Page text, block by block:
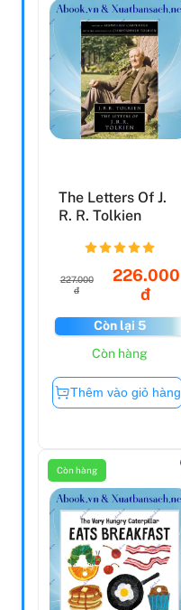
The Letters Of J.
R. R. Tolkien
227.000
đ
226.000
đ
Còn lại 5
Còn hàng
Thêm vào giỏ hàng
Còn hàng